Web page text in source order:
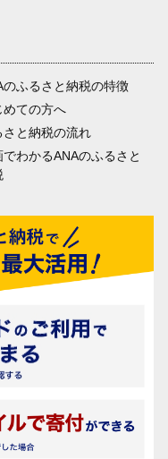
のふるさと納税の特徴
めての方へ
さと納税の流れ
でわかるANAのふるさと